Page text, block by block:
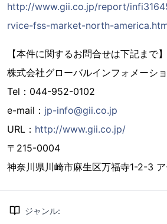
http://www.gii.co.jp/report/
rvice-fss-market-north-
【本件に関するお問合せは下記まで】
株式会社グローバルインフォメーシ
Tel：044-952-0102
e-mail： jp-info@gii.co.jp
URL： http://www.gii.co.jp/
〒215-0004
神奈川県川崎市麻生区万福寺1-2-3
ジャンル: